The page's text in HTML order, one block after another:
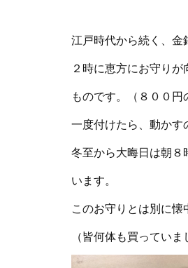
江戸時代から続く、金
２時に恵方にお守り
ものです。（８００円
一度付けたら、動かす
冬至から大晦日は朝８
います。
このお守りとは別に懐
（皆何体も買ってい